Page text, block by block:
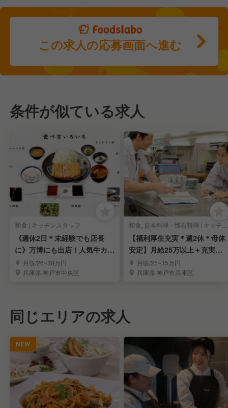
この求人の応募画面へ進む
条件が似ている求人
和食 | キッチンスタッフ
《週休2日＊未経験でも店長
に》万博にも出店！人気牛カツ
専門店のスタッフ募集
月収/26~38万円
兵庫県 神戸市中央区
和食, 日本料理・懐石料理 | キッチンスタッフ
【福利厚生充実＊週2休＊母体
安定】月給25万以上＋充実の
福利厚生有
月収/25~35万円
兵庫県 神戸市兵庫区
同じエリアの求人
NEW